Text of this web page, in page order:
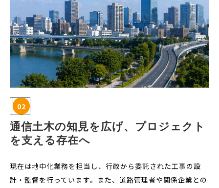
02
通信土木の知見を広げ、プロジェクト
を支える存在へ
現在は地中化業務を担当し、行政から委託された工事の設
計・監督を行っています。また、道路管理者や関係企業との